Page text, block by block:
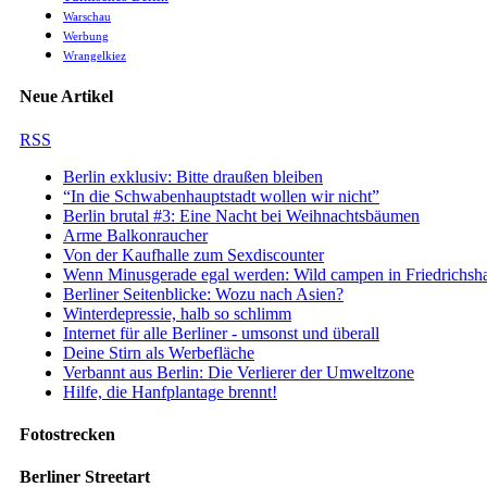
Warschau
Werbung
Wrangelkiez
Neue Artikel
RSS
Berlin exklusiv: Bitte draußen bleiben
“In die Schwabenhauptstadt wollen wir nicht”
Berlin brutal #3: Eine Nacht bei Weihnachtsbäumen
Arme Balkonraucher
Von der Kaufhalle zum Sexdiscounter
Wenn Minusgerade egal werden: Wild campen in
Berliner Seitenblicke: Wozu nach Asien?
Winterdepressie, halb so schlimm
Internet für alle Berliner - umsonst und überall
Deine Stirn als Werbefläche
Verbannt aus Berlin: Die Verlierer der Umweltzone
Hilfe, die Hanfplantage brennt!
Fotostrecken
Berliner Streetart